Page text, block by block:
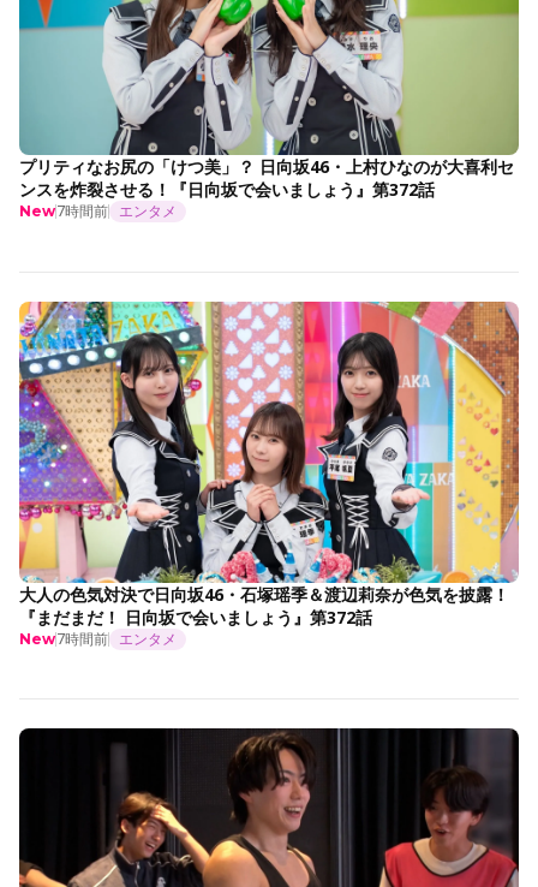
プリティなお尻の「けつ美」？ 日向坂46・上村ひなのが大喜利セ
ンスを炸裂させる！『日向坂で会いましょう』第372話
New7時間前 エンタメ
大人の色気対決で日向坂46・石塚瑶季＆渡辺莉奈が色気を披露！
『まだまだ！ 日向坂で会いましょう』第372話
New7時間前 エンタメ